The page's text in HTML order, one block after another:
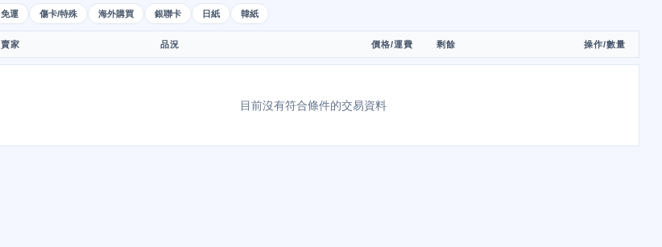
免運 傷卡/特殊 海外購買 銀聯卡 日紙 韓紙
賣家 品況 價格/運費 剩餘 操作/數量
目前沒有符合條件的交易資料